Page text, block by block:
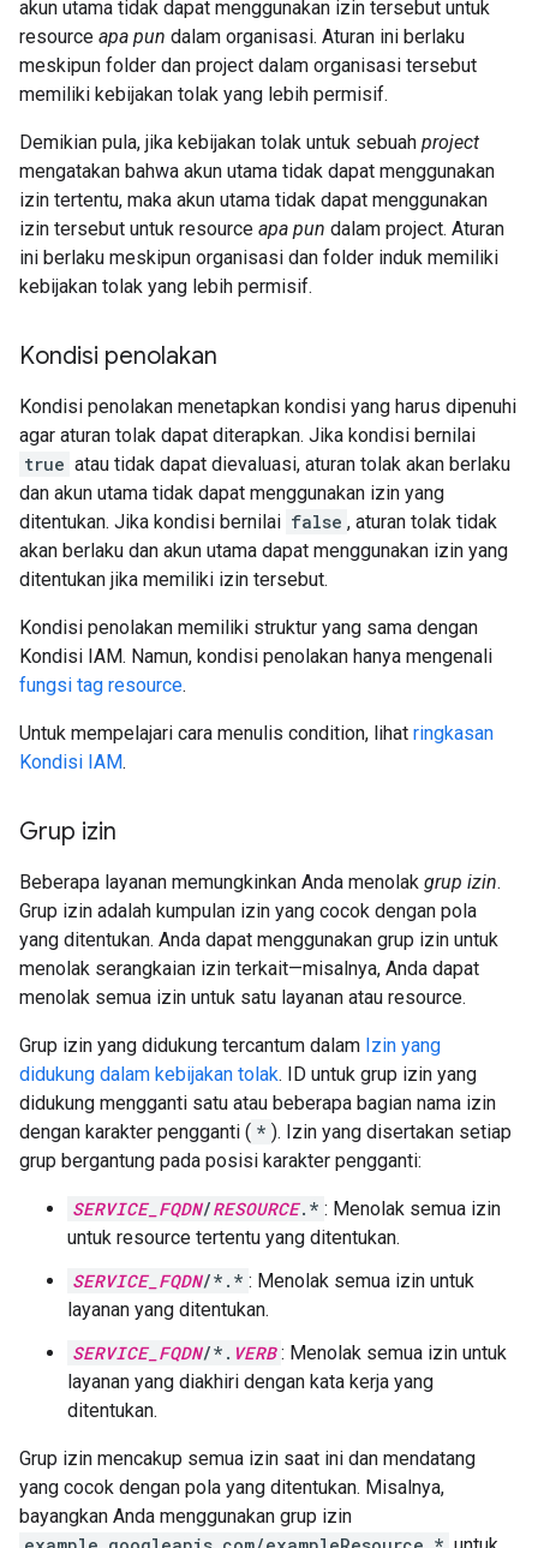
akun utama tidak dapat menggunakan izin tersebut untuk
resource apa pun dalam organisasi. Aturan ini berlaku
meskipun folder dan project dalam organisasi tersebut
memiliki kebijakan tolak yang lebih permisif.
Demikian pula, jika kebijakan tolak untuk sebuah project
mengatakan bahwa akun utama tidak dapat menggunakan
izin tertentu, maka akun utama tidak dapat menggunakan
izin tersebut untuk resource apa pun dalam project. Aturan
ini berlaku meskipun organisasi dan folder induk memiliki
kebijakan tolak yang lebih permisif.
Kondisi penolakan
Kondisi penolakan menetapkan kondisi yang harus dipenuhi
agar aturan tolak dapat diterapkan. Jika kondisi bernilai
true atau tidak dapat dievaluasi, aturan tolak akan berlaku
dan akun utama tidak dapat menggunakan izin yang
ditentukan. Jika kondisi bernilai false , aturan tolak tidak
akan berlaku dan akun utama dapat menggunakan izin yang
ditentukan jika memiliki izin tersebut.
Kondisi penolakan memiliki struktur yang sama dengan
Kondisi IAM. Namun, kondisi penolakan hanya mengenali
fungsi tag resource.
Untuk mempelajari cara menulis condition, lihat ringkasan
Kondisi IAM.
Grup izin
Beberapa layanan memungkinkan Anda menolak grup izin.
Grup izin adalah kumpulan izin yang cocok dengan pola
yang ditentukan. Anda dapat menggunakan grup izin untuk
menolak serangkaian izin terkait—misalnya, Anda dapat
menolak semua izin untuk satu layanan atau resource.
Grup izin yang didukung tercantum dalam Izin yang
didukung dalam kebijakan tolak. ID untuk grup izin yang
didukung mengganti satu atau beberapa bagian nama izin
dengan karakter pengganti ( * ). Izin yang disertakan setiap
grup bergantung pada posisi karakter pengganti:
SERVICE_FQDN/RESOURCE.* : Menolak semua izin
untuk resource tertentu yang ditentukan.
SERVICE_FQDN/*.* : Menolak semua izin untuk
layanan yang ditentukan.
SERVICE_FQDN/*. VERB : Menolak semua izin untuk
layanan yang diakhiri dengan kata kerja yang
ditentukan.
Grup izin mencakup semua izin saat ini dan mendatang
yang cocok dengan pola yang ditentukan. Misalnya,
bayangkan Anda menggunakan grup izin